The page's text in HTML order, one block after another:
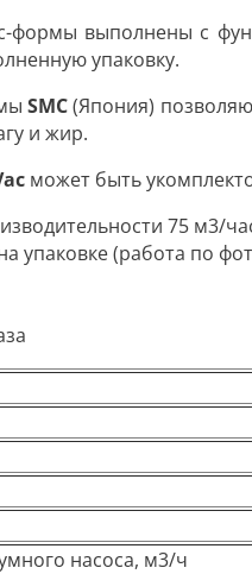
формы выполнены с
упаковку.
SMC(Япония)
и жир.
может быть
75 м3/
упаковке (работа по
насоса, м3/ч